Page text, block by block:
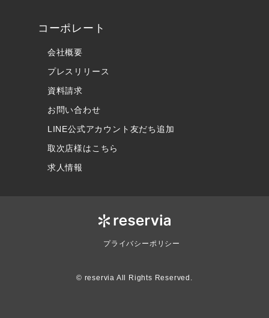
コーポレート
会社概要
プレスリリース
資料請求
お問い合わせ
LINE公式アカウント友だち追加
取次店様はこちら
求人情報
プライバシーポリシー
© reservia All Rights Reserved.